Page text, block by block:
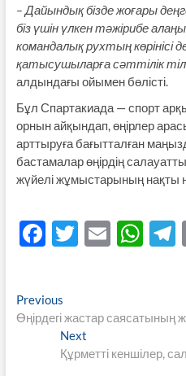
– Дайындық бізде жоғары
біз үшін үлкен тәжірибе
командалық рухтың көрінісі
қатысушыларға сәттілік
алдындағы ойымен бөлісті.
Бұл Спартакиада — спорт
орнын айқындап, өңірлер
арттыруға бағытталған
бастамалар өңірдің
жүйелі жұмыстарының нақты
F
b
T
er
E W
s
p
Навигация
по
записям
PreviousPrevious
post:
Өңірдегі жастар саясатының
Next
post:
Құрметті кеншілер,